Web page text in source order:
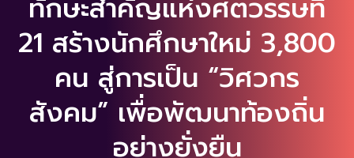
windowwindowwindow
ทักษะสำคัญแห่งศตวรรษที่
21 สร้างนักศึกษาใหม่ 3,800
คน สู่การเป็น “วิศวกร
สังคม” เพื่อพัฒนาท้องถิ่น
อย่างยั่งยืน